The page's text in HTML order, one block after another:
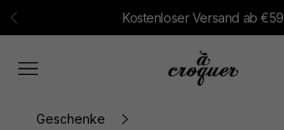
Zum Inhalt springen
Zurück Kostenloser Versand ab €59
à croquer
Menü
Geschenke